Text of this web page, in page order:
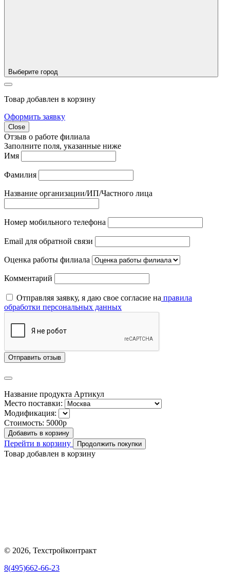
Выберите город
Товар добавлен в корзину
Оформить заявку
Close
Отзыв о работе филиала
Заполните поля, указанные ниже
Имя
Фамилия
Название организации/ИП/Частного лица
Номер мобильного телефона
Email для обратной связи
Оценка работы филиала
Комментарий
Отправляя заявку, я даю свое согласие на правила
обработки персональных данных
Отправить отзыв
Название продукта Артикул
Место поставки:
Модификация:
Стоимость: 5000р
Добавить в корзину
Перейти в корзину Продолжить покупки
Товар добавлен в корзину
© 2026, Техстройконтракт
8(495)662-66-23